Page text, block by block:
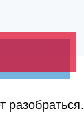
разобраться.